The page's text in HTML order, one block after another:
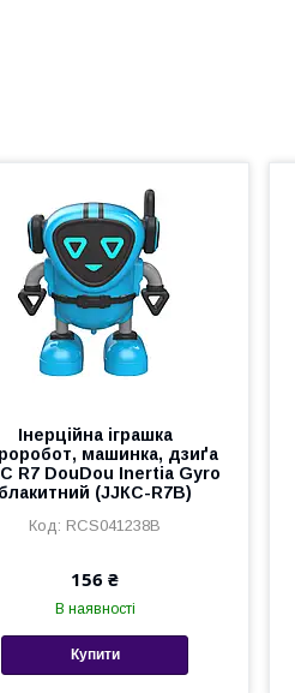
Інерційна іграшка
машинка, дзиґа
R7 DouDou Inertia Gyro
блакитний (JJКС-R7B)
RCS041238B
156 ₴
В наявності
Купити